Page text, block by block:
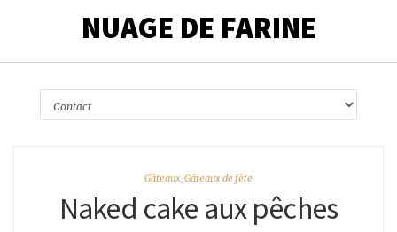
NUAGE DE FARINE
Gâteaux,Gâteaux de fête
Naked cake aux pêches